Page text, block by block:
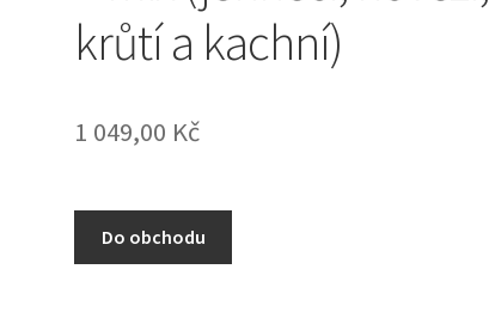
krůtí a kachní)
1 049,00 Kč
Do obchodu